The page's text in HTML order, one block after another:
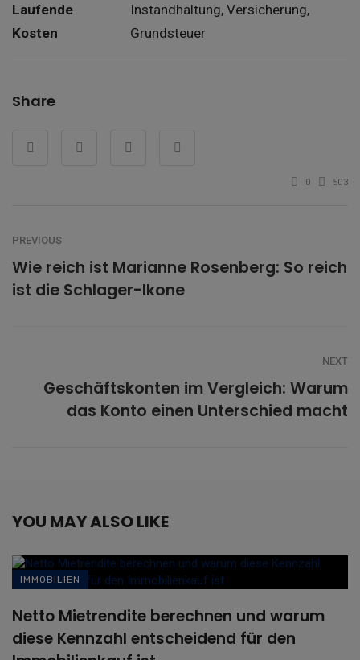
Laufende
Kosten
Instandhaltung, Versicherung,
Grundsteuer
Share
0 503
PREVIOUS
Wie reich ist Marianne Rosenberg: So reich
ist die Schlager-Ikone
NEXT
Geschäftskonten im Vergleich: Warum
das Konto einen Unterschied macht
YOU MAY ALSO LIKE
IMMOBILIEN
Netto Mietrendite berechnen und warum
diese Kennzahl entscheidend für den